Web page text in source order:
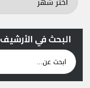
البحث في الأرشيف